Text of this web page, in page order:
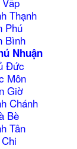
Thạnh
Phú
Bình
Nhuận
Đức
Môn
Giờ
Chánh
Bè
Tân